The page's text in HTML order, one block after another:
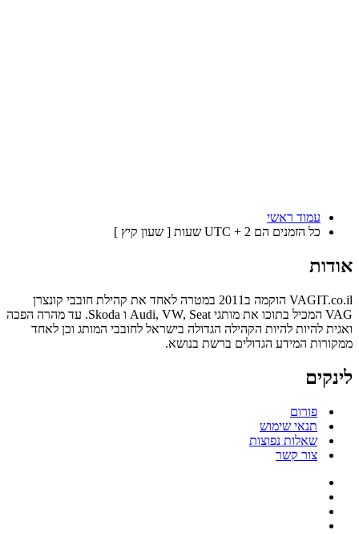
עמוד ראשי
כל הזמנים הם UTC + 2 שעות [ שעון קיץ ]
אודות
VAGIT.co.il הוקמה ב2011 במטרה לאחד את קהילת חובבי קונצרן
VAG המכיל בתוכו את מותגי Audi, VW, Seat ו Skoda. עד מהרה הפכה
ואגית להיות להיות הקהילה הגדולה בישראל לחובבי המותג וכן לאחד
ממקורות המידע הגדולים ברשת בנושא.
לינקים
פורום
תנאי שימוש
שאלות נפוצות
צור קשר